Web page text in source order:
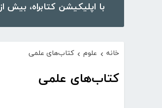
با اپلیکیشن کتابراه، بیش از ۵۰،۰۰۰ کتاب، کتاب صوتی و رمان را در موبایل و تبلت خود داشته باشید!
خانه › علوم › کتاب‌های علمی
کتاب‌های علمی